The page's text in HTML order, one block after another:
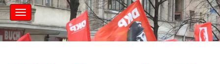
M
a
i
n
S
k
i
p